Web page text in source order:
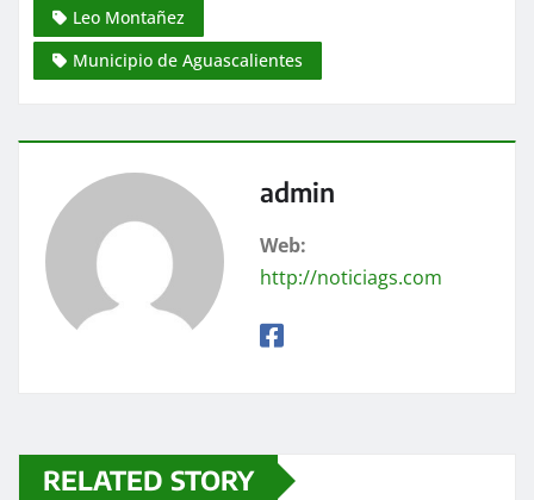
Leo Montañez
Municipio de Aguascalientes
admin
Web:
http://noticiags.com
RELATED STORY